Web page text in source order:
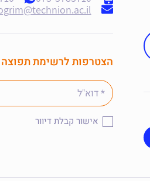
הצטרפות לרשימת תפוצה
אישור קבלת דיוור